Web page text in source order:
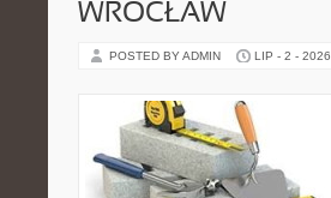
WROCŁAW
POSTED BY ADMIN LIP - 2 - 2026